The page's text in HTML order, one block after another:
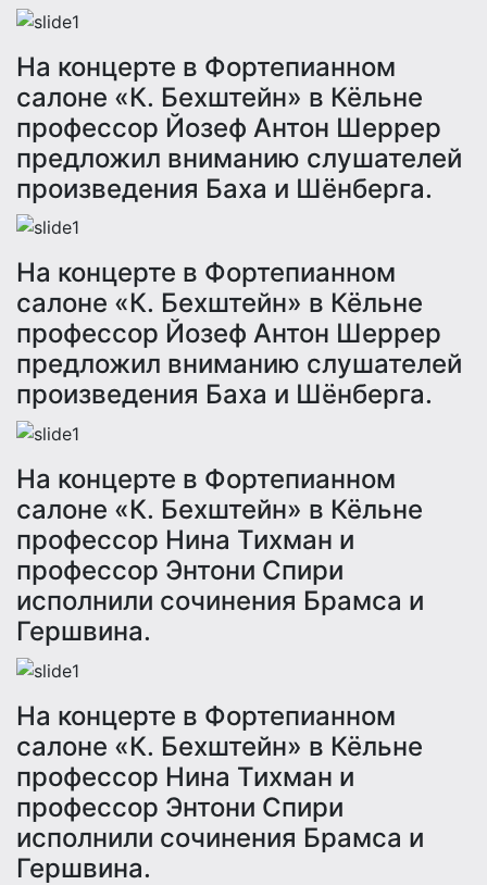
На концерте в Фортепианном
салоне «К. Бехштейн» в Кёльне
профессор Йозеф Антон Шеррер
предложил вниманию слушателей
произведения Баха и Шёнберга.
На концерте в Фортепианном
салоне «К. Бехштейн» в Кёльне
профессор Йозеф Антон Шеррер
предложил вниманию слушателей
произведения Баха и Шёнберга.
На концерте в Фортепианном
салоне «К. Бехштейн» в Кёльне
профессор Нина Тихман и
профессор Энтони Спири
исполнили сочинения Брамса и
Гершвина.
На концерте в Фортепианном
салоне «К. Бехштейн» в Кёльне
профессор Нина Тихман и
профессор Энтони Спири
исполнили сочинения Брамса и
Гершвина.